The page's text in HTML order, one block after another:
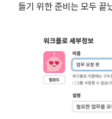
들기 위한 준비는 모두 끝